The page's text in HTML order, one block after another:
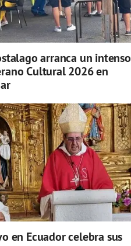
arranca un intenso
Cultural 2026 en
en Ecuador celebra sus